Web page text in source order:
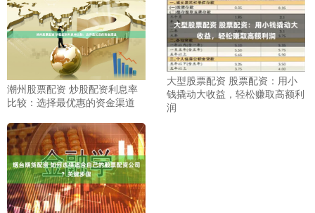
潮州股票配资 炒股配资利息率
比较：选择最优惠的资金渠道
大型股票配资 股票配资：用小
钱撬动大收益，轻松赚取高额利
润